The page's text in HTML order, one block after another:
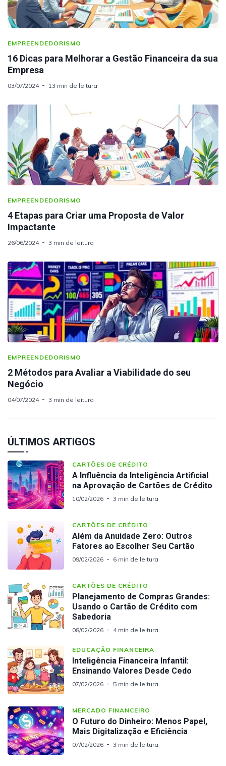
EMPREENDEDORISMO
16 Dicas para Melhorar a Gestão Financeira da sua
Empresa
03/07/2024 13 min de leitura
EMPREENDEDORISMO
4 Etapas para Criar uma Proposta de Valor
Impactante
26/06/2024 3 min de leitura
EMPREENDEDORISMO
2 Métodos para Avaliar a Viabilidade do seu
Negócio
04/07/2024 3 min de leitura
ÚLTIMOS ARTIGOS
CARTÕES DE CRÉDITO
A Influência da Inteligência Artificial
na Aprovação de Cartões de Crédito
10/02/2026 3 min de leitura
CARTÕES DE CRÉDITO
Além da Anuidade Zero: Outros
Fatores ao Escolher Seu Cartão
09/02/2026 6 min de leitura
CARTÕES DE CRÉDITO
Planejamento de Compras Grandes:
Usando o Cartão de Crédito com
Sabedoria
08/02/2026 4 min de leitura
EDUCAÇÃO FINANCEIRA
Inteligência Financeira Infantil:
Ensinando Valores Desde Cedo
07/02/2026 5 min de leitura
MERCADO FINANCEIRO
O Futuro do Dinheiro: Menos Papel,
Mais Digitalização e Eficiência
07/02/2026 3 min de leitura